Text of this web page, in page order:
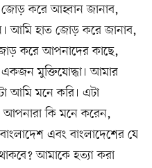
জোড় করে আহ্বান জানাব,
আমি হাত জোড় করে জানাব,
করে আপনাদের কাছে,
মুক্তিযোদ্ধা। আমার
আমি মনে করি। এটা
আপনারা কি মনে করেন,
এবং বাংলাদেশের যে
আমাকে হত্যা করা